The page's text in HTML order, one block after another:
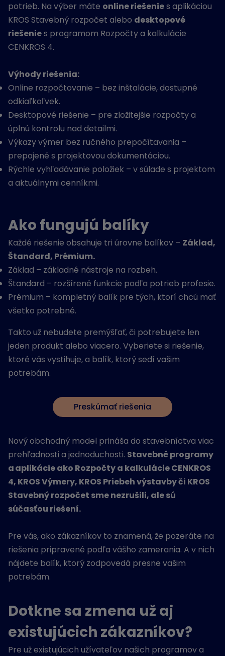
potrieb. Na výber máte online riešenies aplikáciou
KROS Stavebný rozpočet alebo desktopové
riešenies programom Rozpočty a kalkulácie
CENKROS 4.
Výhody riešenia:
Online rozpočtovanie – bez inštalácie, dostupné
odkiaľkoľvek.
Desktopové riešenie – pre zložitejšie rozpočty a
úplnú kontrolu nad detailmi.
Výkazy výmer bez ručného prepočítavania –
prepojené s projektovou dokumentáciou.
Rýchle vyhľadávanie položiek – v súlade s projektom
a aktuálnymi cenníkmi.
Ako fungujú balíky
Každé riešenie obsahuje tri úrovne balíkov – Základ,
Štandard, Prémium.
Základ – základné nástroje na rozbeh.
Štandard – rozšírené funkcie podľa potrieb profesie.
Prémium – kompletný balík pre tých, ktorí chcú mať
všetko potrebné.
Takto už nebudete premýšľať, či potrebujete len
jeden produkt alebo viacero. Vyberiete si riešenie,
ktoré vás vystihuje, a balík, ktorý sedí vašim
potrebám.
Preskúmať riešenia
Nový obchodný model prináša do stavebníctva viac
prehľadnosti a jednoduchosti. Stavebné programy
a aplikácie ako Rozpočty a kalkulácie CENKROS
4, KROS Výmery, KROS Priebeh výstavby či KROS
Stavebný rozpočet sme nezrušili, ale sú
súčasťou riešení.
Pre vás, ako zákazníkov to znamená, že pozeráte na
riešenia pripravené podľa vášho zamerania. A v nich
nájdete balík, ktorý zodpovedá presne vašim
potrebám.
Dotkne sa zmena už aj
existujúcich zákazníkov?
Pre už existujúcich užívateľov našich programov a